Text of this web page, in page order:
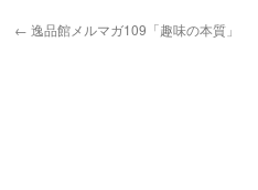
← 逸品館メルマガ109「趣味の本質」